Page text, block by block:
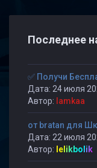
Последнее
✅ Получи
Дата: 24 июля
Автор: lamkaa
от bratan для
Дата: 22 июля
Автор: lelikbolik